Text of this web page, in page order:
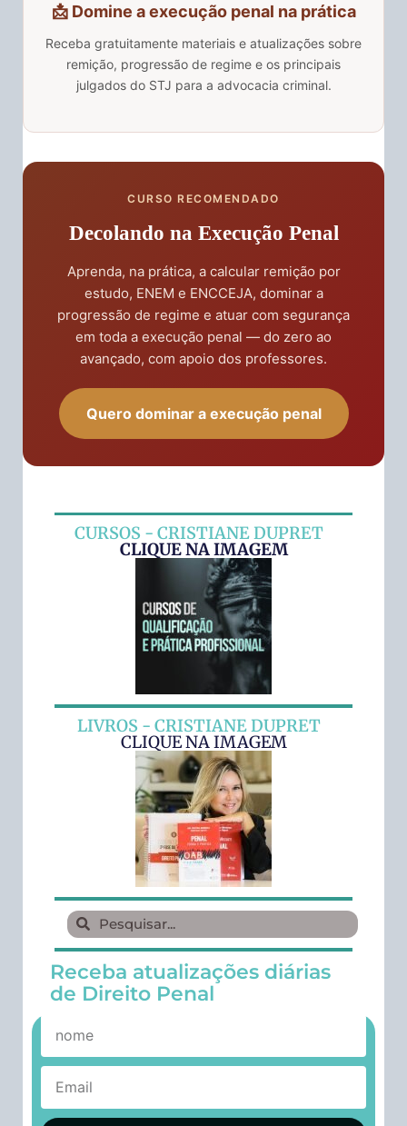
📩 Domine a execução penal na prática
Receba gratuitamente materiais e atualizações sobre
remição, progressão de regime e os principais
julgados do STJ para a advocacia criminal.
CURSO RECOMENDADO
Decolando na Execução Penal
Aprenda, na prática, a calcular remição por
estudo, ENEM e ENCCEJA, dominar a
progressão de regime e atuar com segurança
em toda a execução penal — do zero ao
avançado, com apoio dos professores.
Quero dominar a execução penal
CURSOS - CRISTIANE DUPRET
CLIQUE NA IMAGEM
LIVROS - CRISTIANE DUPRET
CLIQUE NA IMAGEM
Receba atualizações diárias
de Direito Penal